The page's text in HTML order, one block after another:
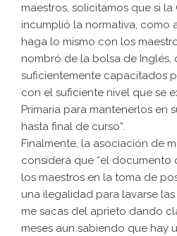
maestros, solicitamos que si la
incumplió la normativa, como
haga lo mismo con los
nombró de la bolsa de Inglés,
suficientemente capacitados
con el suficiente nivel que se
Primaria para mantenerlos en
hasta final de curso”.
Finalmente, la asociación de
considera que “el documento
los maestros en la toma de
una ilegalidad para lavarse
me sacas del aprieto dando
meses aun sabiendo que hay